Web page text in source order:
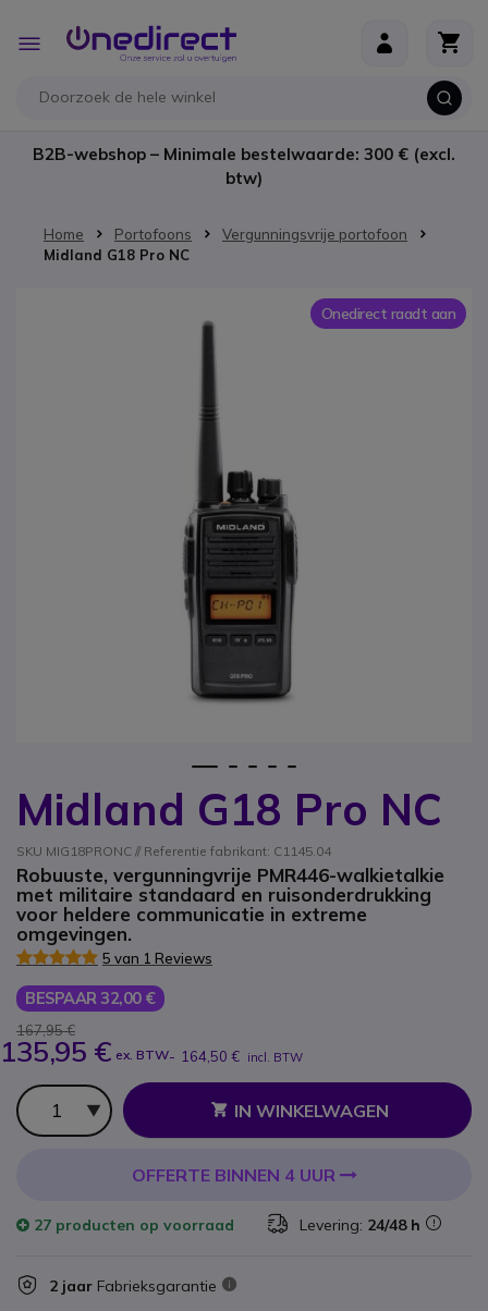
Toggle
Nav
B2B-webshop – Minimale bestelwaarde: 300 € (excl.
btw)
Home Portofoons
Vergunningsvrije portofoon
Midland G18 Pro NC
Midland G18 Pro NC
SKU MIG18PRONC // Referentie fabrikant: C1145.04
Robuuste, vergunningvrije PMR446-walkietalkie
met militaire standaard en ruisonderdrukking
voor heldere communicatie in extreme
omgevingen.
5 van 1 Reviews
BESPAAR 32,00 €
167,95 €
135,95 € ex. BTW- 164,50 € incl. BTW
Aantal
IN WINKELWAGEN
OFFERTE BINNEN 4 UUR
27 producten op voorraad Levering: 24/48 h
2 jaar Fabrieksgarantie
Ga naar het einde van de afbeeldingen-gallerij
Onedirect raadt aan
Ga naar het begin van de afbeeldingen-gallerij